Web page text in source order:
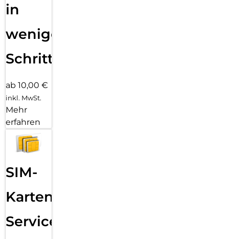
in
wenigen
Schritten
ab 10,00 €
inkl. MwSt.
Mehr
erfahren
SIM-
Karten
Service: